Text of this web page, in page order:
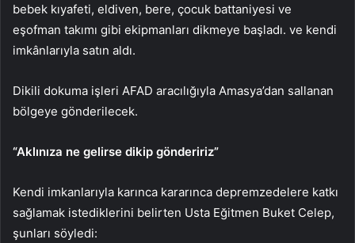
bebek kıyafeti, eldiven, bere, çocuk battaniyesi ve
eşofman takımı gibi ekipmanları dikmeye başladı. ve kendi
imkânlarıyla satın aldı.
Dikili dokuma işleri AFAD aracılığıyla Amasya’dan sallanan
bölgeye gönderilecek.
“Aklınıza ne gelirse dikip göndeririz”
Kendi imkanlarıyla karınca kararınca depremzedelere katkı
sağlamak istediklerini belirten Usta Eğitmen Buket Celep,
şunları söyledi: